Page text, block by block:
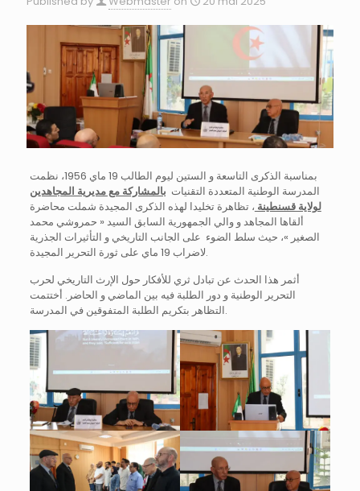
بمناسبة الذكرى التاسعة و الستين ليوم الطالب 19 ماي 1956، نظمت
المدرسة الوطنية المتعددة التقنيات بالمشاركة مع مديرية المجاهدين
لولاية قسنطينة ، تظاهرة تخليدا لهذه الذكرى المجيدة شملت محاضرة
ألقاها المجاهد و والي الجمهورية السابق السيد « حمروشي محمد
الصغير »، حيث سلط الضوء على الجانب التاريخي و التأثيرات الجذرية
لاضراب 19 ماي على ثورة التحرير المجيدة.
أثمر هذا الحدث عن تبادل ثري للأفكار حول الإرث التاريخي لحرب
التحرير الوطنية و دور الطلبة فيه بين الماضي و الحاضر. أختتمت
التظاهر بتكريم الطلبة المتفوقين في المدرسة.